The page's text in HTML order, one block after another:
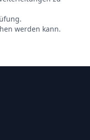
werden kann.